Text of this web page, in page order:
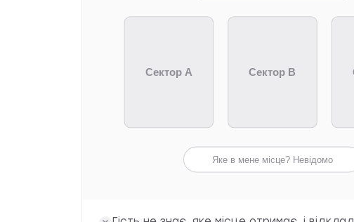
Сектор A Сектор B
Яке в мене місце? Невідомо